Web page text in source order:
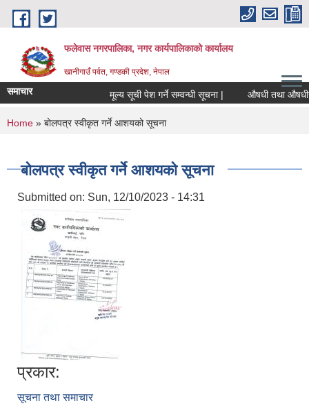
Skip to main content
फलेवास नगरपालिका, नगर कार्यपालिकाको कार्यालय
खानीगाउँ पर्वत, गण्डकी प्रदेश, नेपाल
समाचार मूल्य सूची पेश गर्ने सम्वन्धी सूचना | औषधी तथा
You are here
Home » बोलपत्र स्वीकृत गर्ने आशयको सूचना
बोलपत्र स्वीकृत गर्ने आशयको सूचना
Submitted on: Sun, 12/10/2023 - 14:31
प्रकार:
सूचना तथा समाचार